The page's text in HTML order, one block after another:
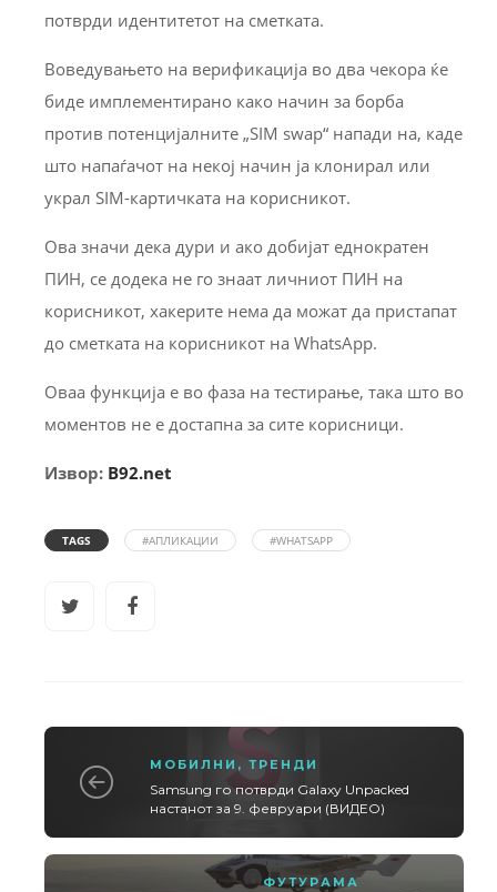
потврди идентитетот на сметката.
Воведувањето на верификација во два чекора ќе
биде имплементирано како начин за борба
против потенцијалните „SIM swap“ напади на, каде
што напаѓачот на некој начин ја клонирал или
украл SIM-картичката на корисникот.
Ова значи дека дури и ако добијат еднократен
ПИН, се додека не го знаат личниот ПИН на
корисникот, хакерите нема да можат да пристапат
до сметката на корисникот на WhatsApp.
Оваа функција е во фаза на тестирање, така што во
моментов не е достапна за сите корисници.
Извор: B92.net
TAGS #АПЛИКАЦИИ #WHATSAPP
МОБИЛНИ , ТРЕНДИ
Samsung го потврди Galaxy Unpacked
настанот за 9. февруари (ВИДЕО)
ФУТУРАМА